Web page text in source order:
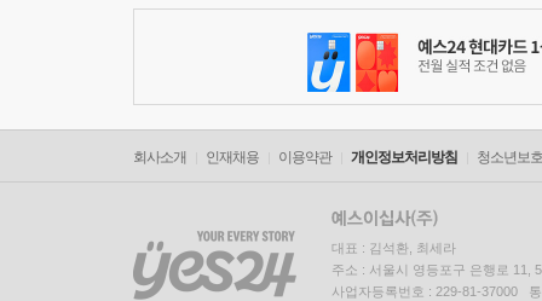
회사소개 인재채용 이용약관 개인정보처리방침 청소년보
대표 : 김석환, 최세라
주소 : 서울시 영등포구 은행로 11,
사업자등록번호 : 229-81-37000